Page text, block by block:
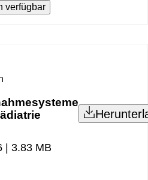
verfügbar
| 3.83 MB